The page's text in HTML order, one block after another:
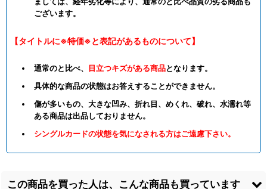
ございます。
【タイトルに※特価※と表記があるものについて】
通常のと比べ、 目立つキズがある商品となります。
具体的な商品の状態はお答えすることができません。
傷が多いもの、大きな凹み、折れ目、めくれ、破れ、水濡れ等
ある商品は出品しておりません。
シングルカードの状態を気になされる方はご遠慮下さい。
この商品を買った人は、こんな商品も買っています